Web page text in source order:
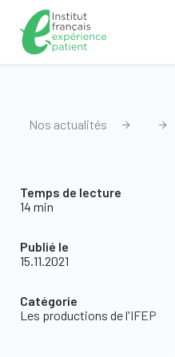
Nos actualités
Temps de lecture
14 min
Publié le
15.11.2021
Catégorie
Les productions de l'IFEP